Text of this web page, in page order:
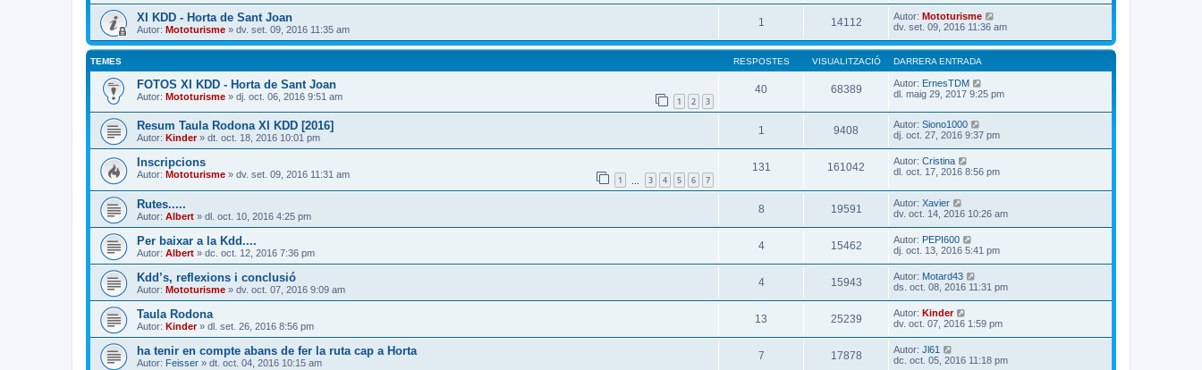
XI KDD - Horta de Sant Joan
Autor: Mototurisme » dv. set. 09, 2016 11:35 am
1 14112 Autor: Mototurisme
dv. set. 09, 2016 11:36 am
TEMES RESPOSTES VISUALITZACIÓ DARRERA ENTRADA
FOTOS XI KDD - Horta de Sant Joan
Autor: Mototurisme » dj. oct. 06, 2016 9:51 am 1 2 3
40 68389 Autor: ErnesTDM
dl. maig 29, 2017 9:25 pm
Resum Taula Rodona XI KDD [2016]
Autor: Kinder» dt. oct. 18, 2016 10:01 pm
1 9408 Autor: Siono1000
dj. oct. 27, 2016 9:37 pm
Inscripcions
Autor: Mototurisme » dv. set. 09, 2016 11:31 am 1 3 4 5 6 7
131 161042 Autor: Cristina
dl. oct. 17, 2016 8:56 pm
Rutes.....
Autor: Albert » dl. oct. 10, 2016 4:25 pm
8 19591 Autor: Xavier
dv. oct. 14, 2016 10:26 am
Per baixar a la Kdd....
Autor: Albert » dc. oct. 12, 2016 7:36 pm
4 15462 Autor: PEPI600
dj. oct. 13, 2016 5:41 pm
Kdd’s, reflexions i conclusió
Autor: Mototurisme » dv. oct. 07, 2016 9:09 am
4 15943 Autor: Motard43
ds. oct. 08, 2016 11:31 pm
Taula Rodona
Autor: Kinder» dl. set. 26, 2016 8:56 pm
13 25239 Autor: Kinder
dv. oct. 07, 2016 1:59 pm
ha tenir en compte abans de fer la ruta cap a Horta
Autor: Feisser » dt. oct. 04, 2016 10:15 am
7 17878 Autor: Jl61
dc. oct. 05, 2016 11:18 pm